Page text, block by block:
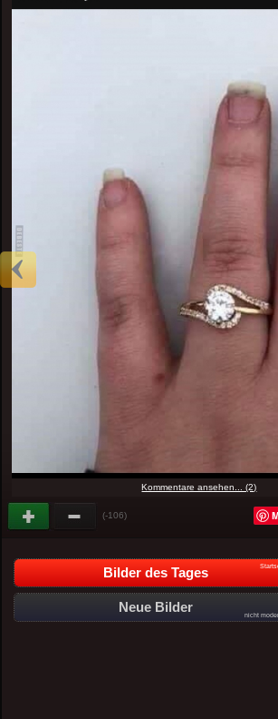
Kommentare ansehen... (2)
(-106)
Bilder des Tages
Neue Bilder
nicht